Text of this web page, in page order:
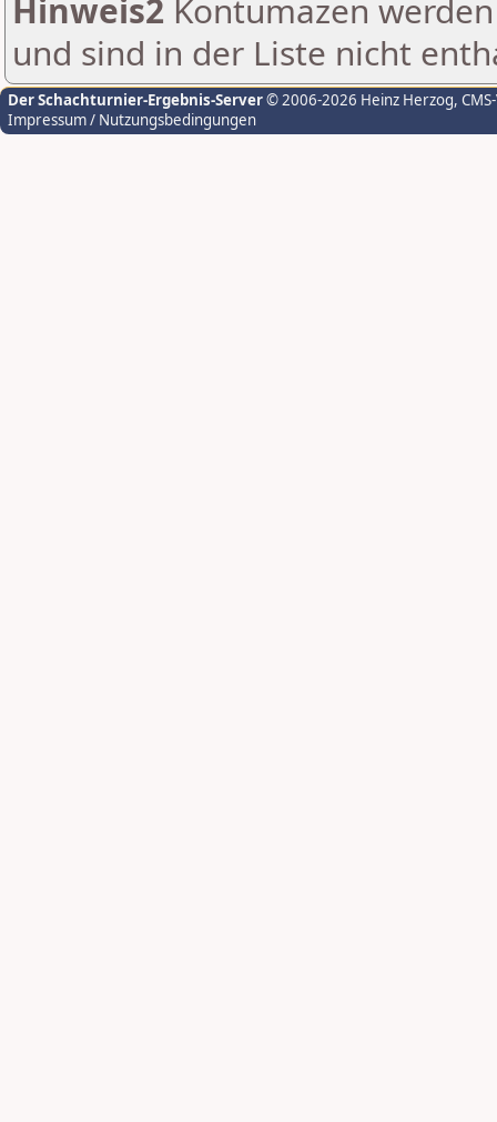
Hinweis2 Kontumazen
und sind in der Liste nicht
Der Schachturnier-Ergebnis-Server© 2006-2026 Heinz Herzog,
Impressum / Nutzungsbedingungen